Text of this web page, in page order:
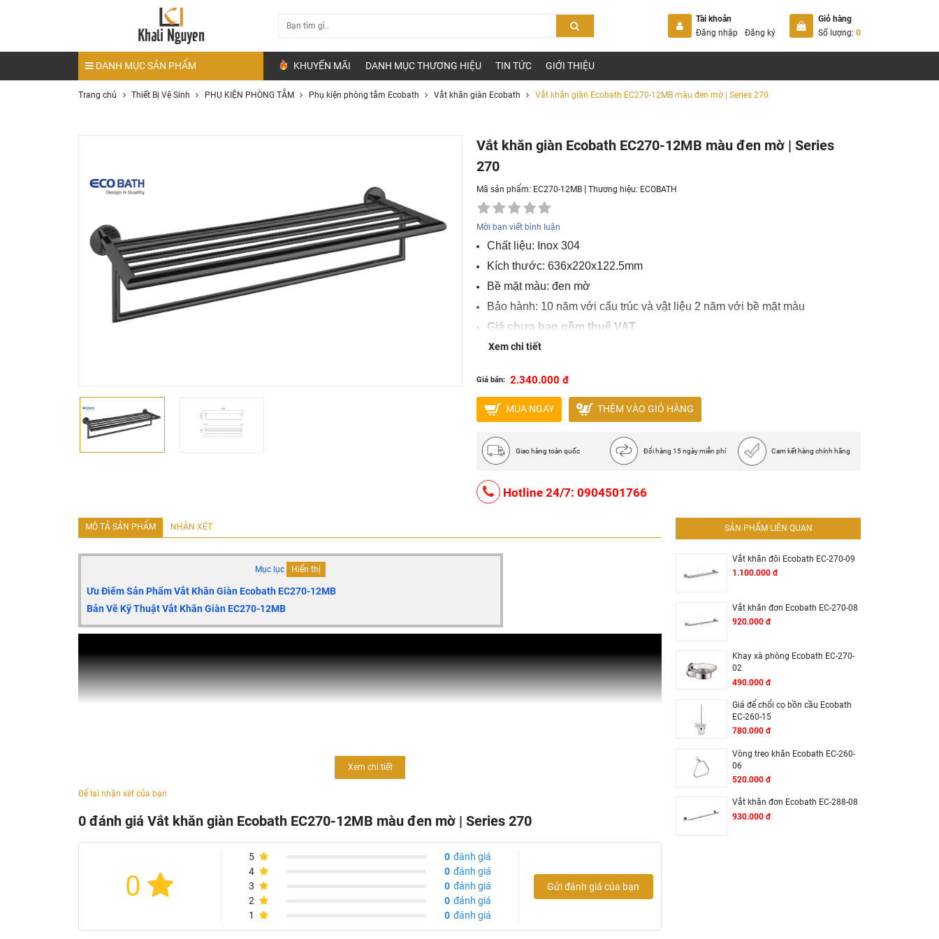
Tài khoản
Đăng nhập
Đăng ký
Giỏ hàng
Số lượng: 0
DANH MỤC SẢN PHẨM KHUYẾN MÃI DANH MỤC THƯƠNG HIỆU TIN TỨC GIỚI THIỆU
Trang chủ Thiết Bị Vệ Sinh PHỤ KIỆN PHÒNG TẮM Phụ kiện phòng tắm Ecobath Vắt khăn giàn Ecobath Vắt khăn giàn Ecobath EC270-12MB màu đen mờ | Series 270
Vắt khăn giàn Ecobath EC270-12MB màu đen mờ | Series
270
Mã sản phẩm: EC270-12MB |Thương hiệu: ECOBATH
Mời bạn viết bình luận
Chất liệu: Inox 304
Kích thước: 636x220x122.5mm
Bề mặt màu: đen mờ
Bảo hành: 10 năm với cấu trúc và vật liệu 2 năm với bề mặt màu
Giá chưa bao gồm thuế VAT
Liên hệ để nhận được chiết khấu cao
Xem chi tiết
Giá bán: 2.340.000 đ
MUA NGAY THÊM VÀO GIỎ HÀNG
Giao hàng toàn quốc Đổi hàng 15 ngày miễn phí Cam kết hàng chính hãng
Hotline 24/7: 0904501766
MÔ TẢ SẢN PHẨM NHẬN XÉT
Mục lục Hiển thị
Ưu Điểm Sản Phẩm Vắt Khăn Giàn Ecobath EC270-12MB
Bản Vẽ Kỹ Thuật Vắt Khăn Giàn EC270-12MB
Xem chi tiết
Để lại nhận xét của bạn
0 đánh giá Vắt khăn giàn Ecobath EC270-12MB màu đen mờ | Series 270
0
5 0 đánh giá
4
0 đánh giá
3
0 đánh giá
2
0 đánh giá
1
0 đánh giá
Gửi đánh giá của bạn
SẢN PHẨM LIÊN QUAN
Vắt khăn đôi Ecobath EC-270-09
1.100.000 đ
Vắt khăn đơn Ecobath EC-270-08
920.000 đ
Khay xà phòng Ecobath EC-270-
02
490.000 đ
Giá để chổi cọ bồn cầu Ecobath
EC-260-15
780.000 đ
Vòng treo khăn Ecobath EC-260-
06
520.000 đ
Vắt khăn đơn Ecobath EC-288-08
930.000 đ